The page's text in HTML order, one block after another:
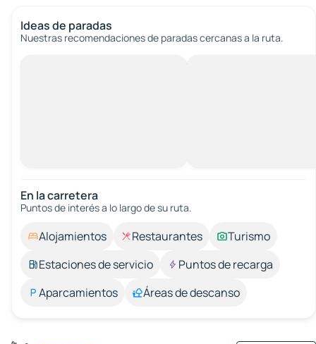
Ideas de paradas
Nuestras recomendaciones de paradas cercanas a la ruta.
En la carretera
Puntos de interés a lo largo de su ruta.
Alojamientos Restaurantes
Turismo
Estaciones de servicio
Puntos de recarga
Aparcamientos
Áreas de descanso